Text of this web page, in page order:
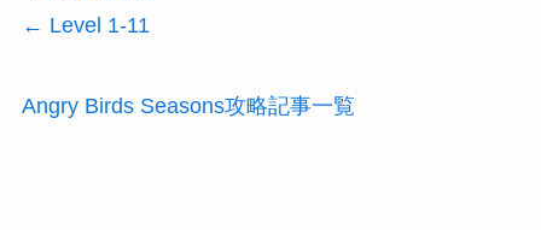
← Level 1-11
Angry Birds Seasons攻略記事一覧